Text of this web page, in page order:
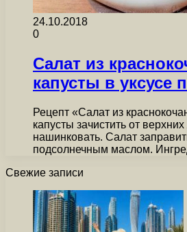
24.10.2018
0
Салат из
капусты в уксусе
Рецепт «Салат из
капусты зачистить от
нашинковать. Салат
подсолнечным маслом.
Свежие записи